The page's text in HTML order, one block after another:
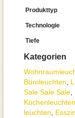
Kategorien
Büroleuchten
Sale Sale Sale
Küchenleuchten
leuchten
Produkttyp
Technologie
Tiefe